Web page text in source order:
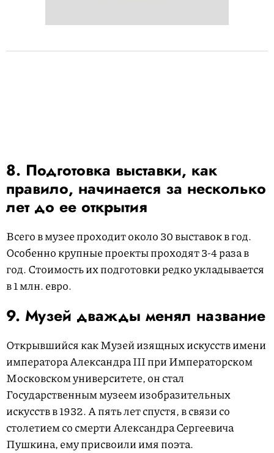
8. Подготовка выставки, как
правило, начинается за несколько
лет до ее открытия
Всего в музее проходит около 30 выставок в год.
Особенно крупные проекты проходят 3-4 раза в
год. Стоимость их подготовки редко укладывается
в 1 млн. евро.
9. Музей дважды менял название
Открывшийся как Музей изящных искусств имени
императора Александра III при Императорском
Московском университете, он стал
Государственным музеем изобразительных
искусств в 1932. А пять лет спустя, в связи со
столетием со смерти Александра Сергеевича
Пушкина, ему присвоили имя поэта.